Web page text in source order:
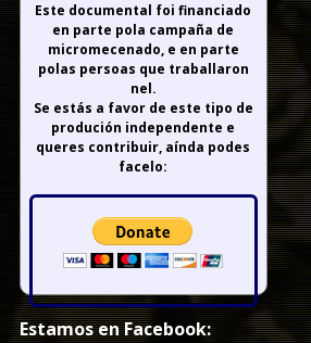
Este documental foi financiado
en parte pola campaña de
micromecenado, e en parte
polas persoas que traballaron
nel.
Se estás a favor de este tipo de
produción independente e
queres contribuir, aínda podes
facelo:
Estamos en Facebook: